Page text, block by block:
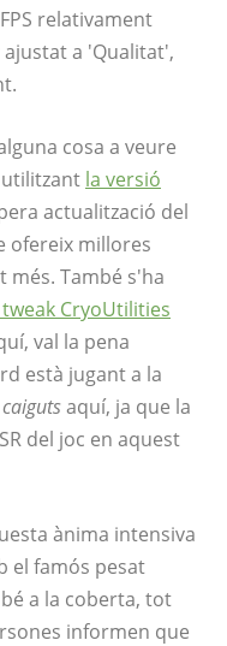
relativament
a 'Qualitat',
cosa a veure
utilitzant la versió
actualització del
ofereix millores
També s'ha
CryoUtilities
val la pena
està jugant a la
aquí, ja que la
del joc en aquest
ànima intensiva
el famós pesat
a la coberta, tot
informen que